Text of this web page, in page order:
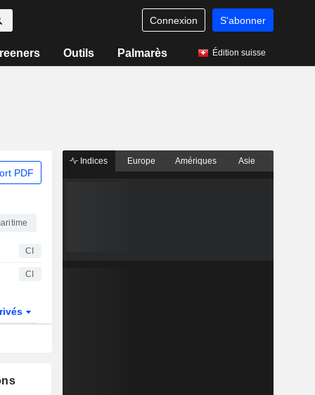
Connexion S'abonner
Outils Palmarès Édition suisse
PDF
CI
CI
Indices Europe Amériques Asie